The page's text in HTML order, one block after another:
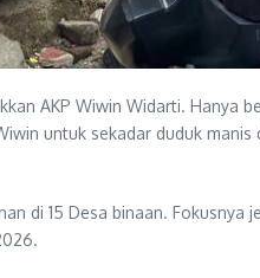
AKP Wiwin Widarti. Hanya
untuk sekadar duduk
di 15 Desa binaan.